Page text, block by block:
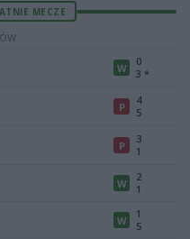
MECZE
W
0
3 *
P
4
5
P
3
1
W
2
1
W
1
5